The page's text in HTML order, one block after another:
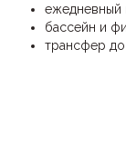
ежедневный
бассейн и
трансфер